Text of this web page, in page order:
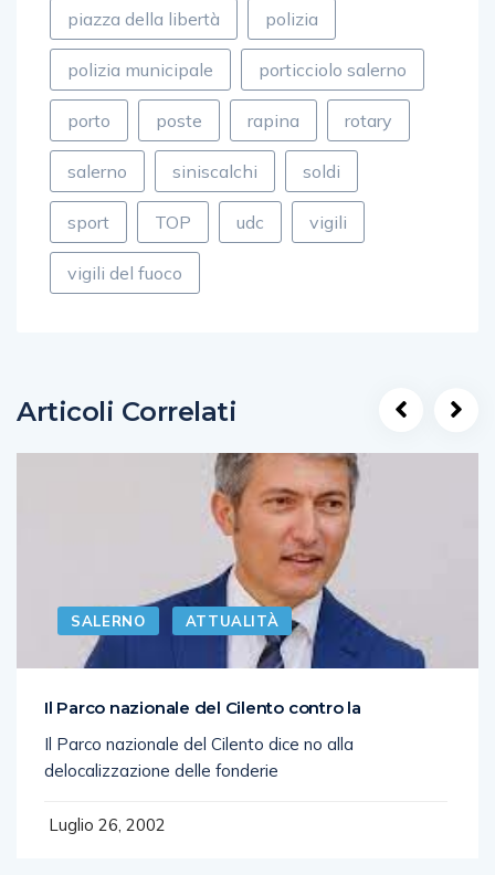
piazza della libertà polizia
polizia municipale porticciolo salerno
porto poste rapina rotary
salerno siniscalchi soldi
sport TOP udc vigili
vigili del fuoco
Articoli Correlati
SALERNO ATTUALITÀ
Il Parco nazionale del Cilento contro la
Il Parco nazionale del Cilento dice no alla
delocalizzazione delle fonderie
Luglio 26, 2002